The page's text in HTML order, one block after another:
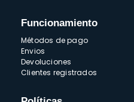
Funcionamiento
Métodos de pago
Envios
Devoluciones
Clientes registrados